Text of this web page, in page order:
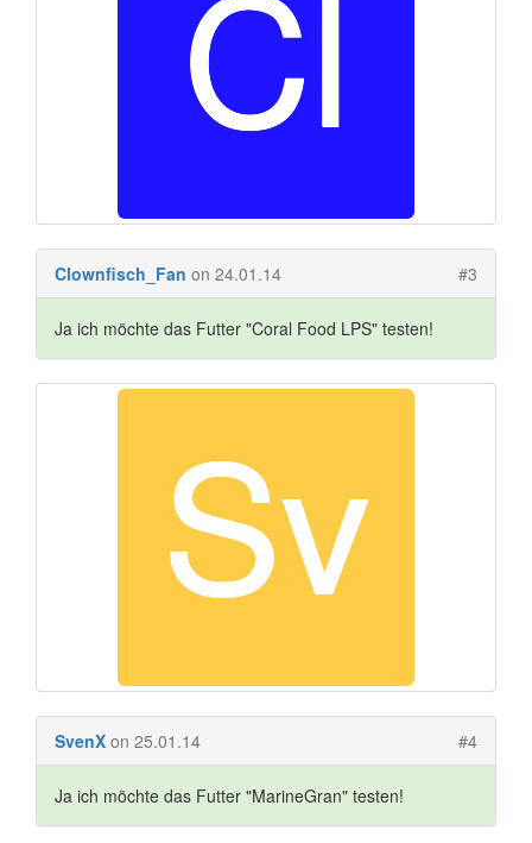
Clownfisch_Fan on 24.01.14 #3
Ja ich möchte das Futter "Coral Food LPS" testen!
SvenX on 25.01.14 #4
Ja ich möchte das Futter "MarineGran" testen!